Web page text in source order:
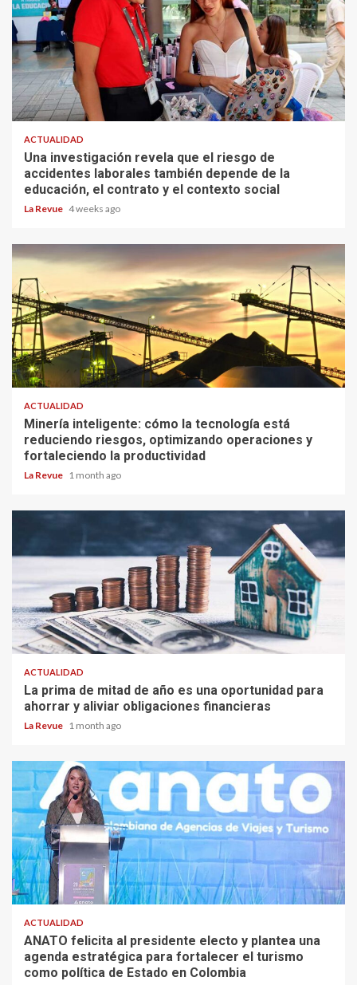
ACTUALIDAD
Una investigación revela que el riesgo de
accidentes laborales también depende de la
educación, el contrato y el contexto social
La Revue 4 weeks ago
ACTUALIDAD
Minería inteligente: cómo la tecnología está
reduciendo riesgos, optimizando operaciones y
fortaleciendo la productividad
La Revue 1 month ago
ACTUALIDAD
La prima de mitad de año es una oportunidad para
ahorrar y aliviar obligaciones financieras
La Revue 1 month ago
ACTUALIDAD
ANATO felicita al presidente electo y plantea una
agenda estratégica para fortalecer el turismo
como política de Estado en Colombia